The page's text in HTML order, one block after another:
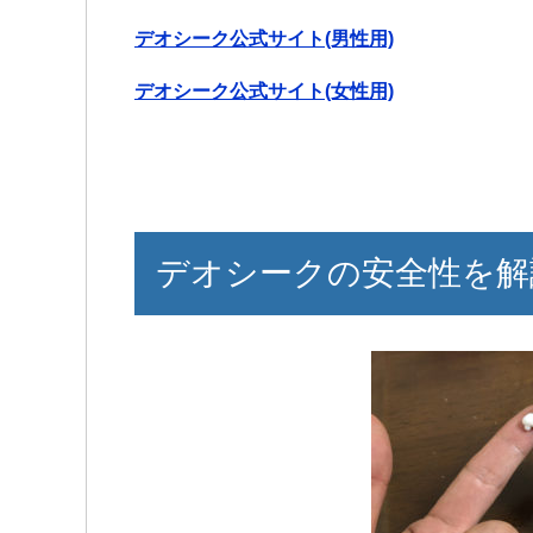
デオシーク公式サイト(男性用)
デオシーク公式サイト(女性用)
デオシークの安全性を